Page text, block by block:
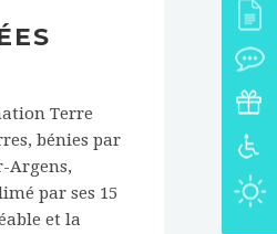
Terre
bénies par
Argens,
par ses 15
et la